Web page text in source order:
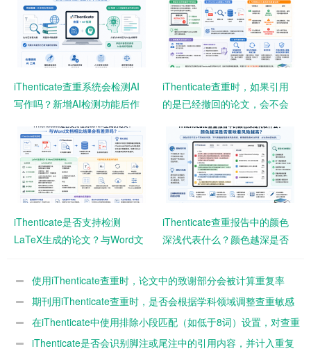
iThenticate查重系统会检测AI
写作吗？新增AI检测功能后作
iThenticate查重时，如果引用
的是已经撤回的论文，会不会
iThenticate是否支持检测
LaTeX生成的论文？与Word文
iThenticate查重报告中的颜色
深浅代表什么？颜色越深是否
使用iThenticate查重时，论文中的致谢部分会被计算重复率
吗？期刊用iThenticate查重时，是否会根据学科领域调整查重敏感
度？在iThenticate中使用排除小段匹配（如低于8词）设置，对查重
结果影响有多大？
iThenticate是否会识别脚注或尾注中的引用内容，并计入重复